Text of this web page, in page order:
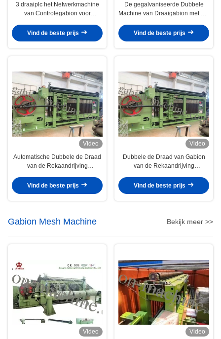
3 draaiplc het Netwerkmachine
van Controlegabion voor
Matras
Vind de beste prijs
De gegalvaniseerde Dubbele
Machine van Draaigabion met het
Draadnetwerk Opleveren
Vind de beste prijs
Video
Automatische Dubbele de Draad
van de Rekaandrijving
Machine 4.0mm Draad voor
Grondverschuivingsbescherming
Vind de beste prijs
Video
Dubbele de Draad van Gabion
van de Rekaandrijving
Machine 4.2mm Draad
Vind de beste prijs
Gabion Mesh Machine Bekijk meer >>
Video
Video